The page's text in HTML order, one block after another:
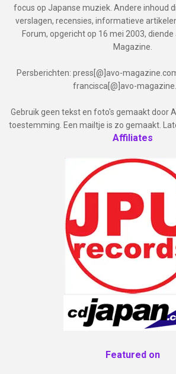
focus op Japanse muziek. Andere inhoud
verslagen, recensies, informatieve
Forum, opgericht op 16 mei 2003, diende
Magazine.
Persberichten: press[@]avo-
francisca[@]avo-
Gebruik geen tekst en foto's gemaakt door
toestemming. Een mailtje is zo gemaakt.
Affiliates
Featured on